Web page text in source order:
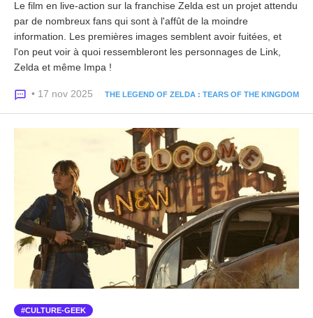
Le film en live-action sur la franchise Zelda est un projet attendu
par de nombreux fans qui sont à l'affût de la moindre
information. Les premières images semblent avoir fuitées, et
l'on peut voir à quoi ressembleront les personnages de Link,
Zelda et même Impa !
• 17 nov 2025 THE LEGEND OF ZELDA : TEARS OF THE KINGDOM
CULTURE-GEEK